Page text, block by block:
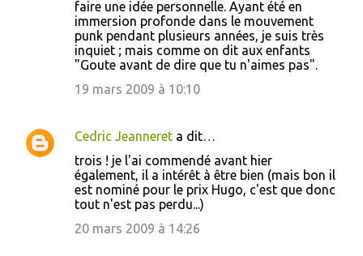
faire une idée personnelle. Ayant été en
immersion profonde dans le mouvement
punk pendant plusieurs années, je suis très
inquiet ; mais comme on dit aux enfants
"Goute avant de dire que tu n'aimes pas".
19 mars 2009 à 10:10
Cedric Jeanneret a dit…
trois ! je l'ai commendé avant hier
également, il a intérêt à être bien (mais bon il
est nominé pour le prix Hugo, c'est que donc
tout n'est pas perdu...)
20 mars 2009 à 14:26